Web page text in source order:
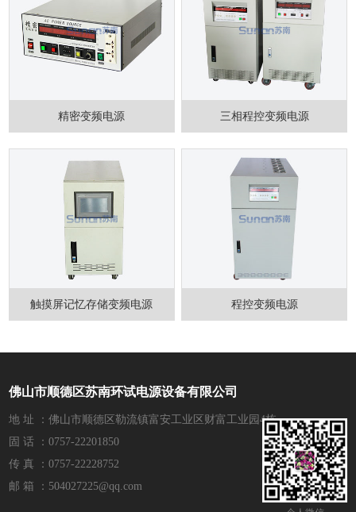
精密变频电源 三相程控变频电源
触摸屏记忆存储变频电源 程控变频电源
佛山市顺德区苏南环试电源设备有限公司
地 址 ：佛山市顺德区勒流镇富安工业区财富工业园4栋
固 话 ：0757-22201850
传 真 ：0757-22228752
邮 箱 ：504027225@qq.com